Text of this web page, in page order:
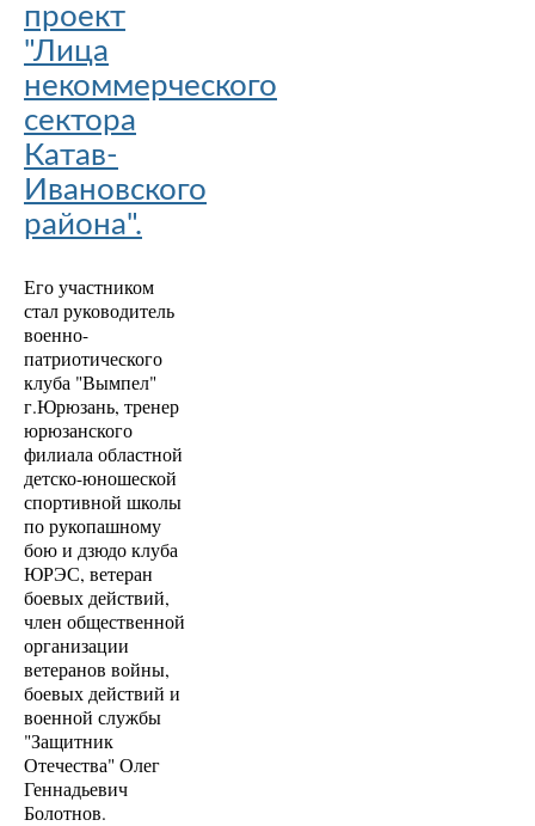
проект
"Лица
некоммерческого
сектора
Катав-
Ивановского
района".
Его участником
стал руководитель
военно-
патриотического
клуба "Вымпел"
г.Юрюзань, тренер
юрюзанского
филиала областной
детско-юношеской
спортивной школы
по рукопашному
бою и дзюдо клуба
ЮРЭС, ветеран
боевых действий,
член общественной
организации
ветеранов войны,
боевых действий и
военной службы
"Защитник
Отечества" Олег
Геннадьевич
Болотнов.